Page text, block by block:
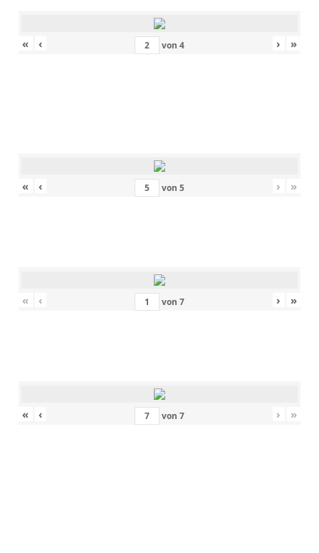
« ‹ von 4 › »
« ‹ von 5 › »
« ‹ von 7 › »
« ‹ von 7 › »